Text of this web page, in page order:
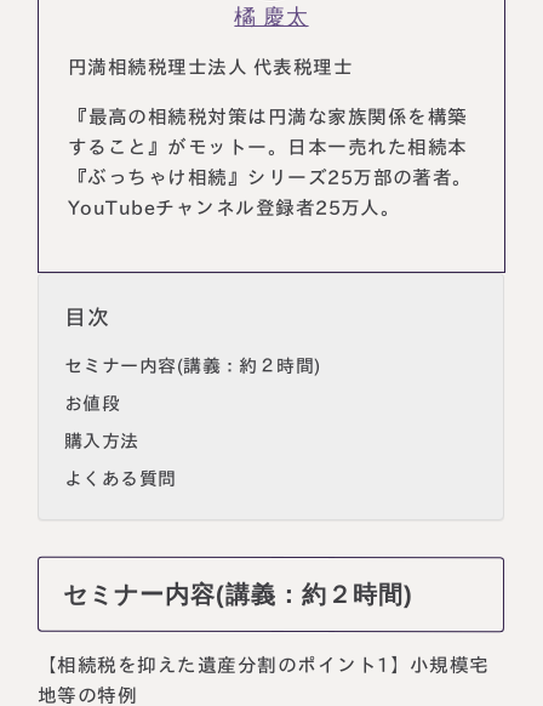
Access
名古屋事務所
知県名古屋市中村区名駅三丁目28
大宮事務所
橘 慶太
円満相続税理士法人 代表税理士
『最高の相続税対策は円満な家族関係を構築
すること』がモットー。日本一売れた相続本
『ぶっちゃけ相続』シリーズ25万部の著者。
YouTubeチャンネル登録者25万人。
目次
セミナー内容(講義：約２時間)
お値段
購入方法
よくある質問
セミナー内容(講義：約２時間)
【相続税を抑えた遺産分割のポイント1】小規模宅
地等の特例